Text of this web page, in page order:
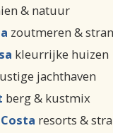
& natuur
zoutmeren &
kleurrijke huizen
jachthaven
berg & kustmix
resorts &